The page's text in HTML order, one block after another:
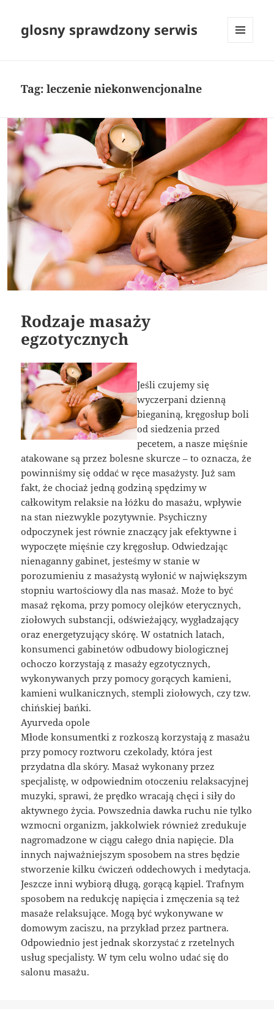
glosny sprawdzony serwis
Tag:leczenie niekonwencjonalne
Rodzaje masaży
egzotycznych
Jeśli czujemy się
wyczerpani dzienną
bieganiną, kręgosłup boli
od siedzenia przed
pecetem, a nasze mięśnie
atakowane są przez bolesne skurcze – to oznacza, że
powinniśmy się oddać w ręce masażysty. Już sam
fakt, że chociaż jedną godziną spędzimy w
całkowitym relaksie na łóżku do masażu, wpływie
na stan niezwykle pozytywnie. Psychiczny
odpoczynek jest równie znaczący jak efektywne i
wypoczęte mięśnie czy kręgosłup. Odwiedzając
nienaganny gabinet, jesteśmy w stanie w
porozumieniu z masażystą wyłonić w największym
stopniu wartościowy dla nas masaż. Może to być
masaż rękoma, przy pomocy olejków eterycznych,
ziołowych substancji, odświeżający, wygładzający
oraz energetyzujący skórę. W ostatnich latach,
konsumenci gabinetów odbudowy biologicznej
ochoczo korzystają z masaży egzotycznych,
wykonywanych przy pomocy gorących kamieni,
kamieni wulkanicznych, stempli ziołowych, czy tzw.
chińskiej bańki.
Ayurveda opole
Młode konsumentki z rozkoszą korzystają z masażu
przy pomocy roztworu czekolady, która jest
przydatna dla skóry. Masaż wykonany przez
specjalistę, w odpowiednim otoczeniu relaksacyjnej
muzyki, sprawi, że prędko wracają chęci i siły do
aktywnego życia. Powszednia dawka ruchu nie tylko
wzmocni organizm, jakkolwiek również zredukuje
nagromadzone w ciągu całego dnia napięcie. Dla
innych najważniejszym sposobem na stres będzie
stworzenie kilku ćwiczeń oddechowych i medytacja.
Jeszcze inni wybiorą długą, gorącą kąpiel. Trafnym
sposobem na redukcję napięcia i zmęczenia są też
masaże relaksujące. Mogą być wykonywane w
domowym zaciszu, na przykład przez partnera.
Odpowiednio jest jednak skorzystać z rzetelnych
usług specjalisty. W tym celu wolno udać się do
salonu masażu.